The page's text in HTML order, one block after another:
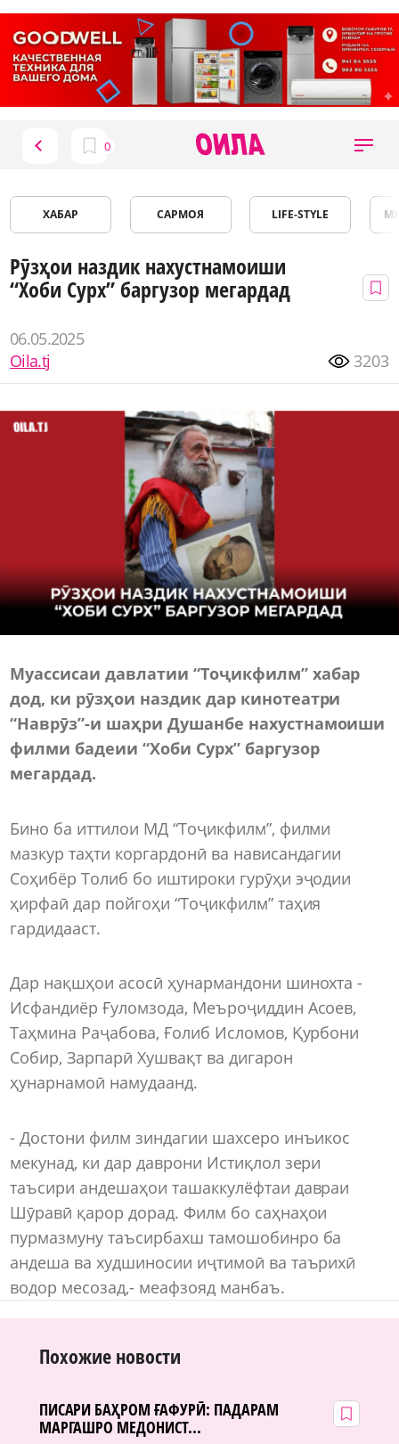
ХАБАР САРМОЯ LIFE-STYLE
Рӯзҳои наздик нахустнамоиши
“Хоби Сурх” баргузор мегардад
06.05.2025
Oila.tj
3203
Муассисаи давлатии “Тоҷикфилм” хабар
дод, ки рӯзҳои наздик дар кинотеатри
“Наврӯз”-и шаҳри Душанбе нахустнамоиши
филми бадеии “Хоби Сурх” баргузор
мегардад.
Бино ба иттилои МД “Тоҷикфилм”, филми
мазкур таҳти коргардонӣ ва нависандагии
Соҳибёр Толиб бо иштироки гурӯҳи эҷодии
ҳирфаӣ дар пойгоҳи “Тоҷикфилм” таҳия
гардидааст.
Дар нақшҳои асосӣ ҳунармандони шинохта -
Исфандиёр Ғуломзода, Меъроҷиддин Асоев,
Таҳмина Раҷабова, Ғолиб Исломов, Қурбони
Собир, Зарпарӣ Хушвақт ва дигарон
ҳунарнамоӣ намудаанд.
- Достони филм зиндагии шахсеро инъикос
мекунад, ки дар даврони Истиқлол зери
таъсири андешаҳои ташаккулёфтаи давраи
Шӯравӣ қарор дорад. Филм бо саҳнаҳои
пурмазмуну таъсирбахш тамошобинро ба
андеша ва худшиносии иҷтимоӣ ва таърихӣ
водор месозад,- меафзояд манбаъ.
Похожие новости
ПИСАРИ БАҲРОМ ҒАФУРӢ: ПАДАРАМ
МАРГАШРО МЕДОНИСТ...